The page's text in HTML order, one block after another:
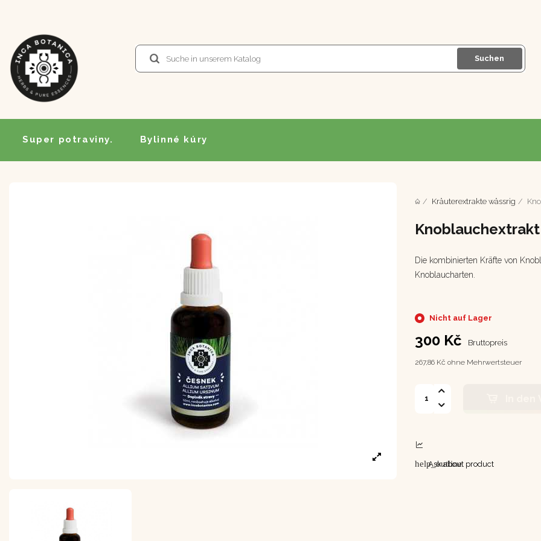
Suchen
Super potraviny. Bylinné kúry
Kräuterextrakte wässrig
Die kombinierten Kräfte von
Knoblaucharten.
Nicht auf Lager
300 Kč Bruttopreis
267,86 Kč ohne Mehrwertsteuer
help_outline
Ask about product